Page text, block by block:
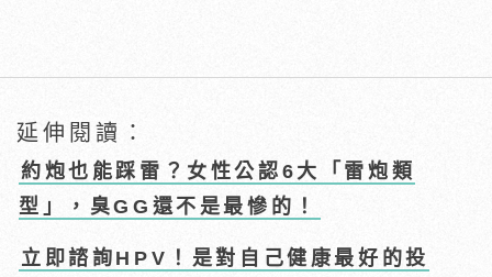
延伸閱讀：
約炮也能踩雷？女性公認6大「雷炮類
型」，臭GG還不是最慘的！
立即諮詢HPV！是對自己健康最好的投